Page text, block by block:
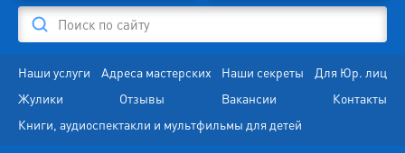
Поиск по сайту
Наши услуги Адреса мастерских Наши секреты
Для Юр. лиц
Жулики
Отзывы Вакансии
Контакты
Книги, аудиоспектакли и мультфильмы для детей